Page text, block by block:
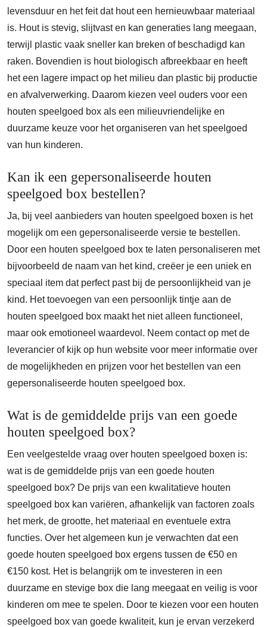
levensduur en het feit dat hout een hernieuwbaar materiaal
is. Hout is stevig, slijtvast en kan generaties lang meegaan,
terwijl plastic vaak sneller kan breken of beschadigd kan
raken. Bovendien is hout biologisch afbreekbaar en heeft
het een lagere impact op het milieu dan plastic bij productie
en afvalverwerking. Daarom kiezen veel ouders voor een
houten speelgoed box als een milieuvriendelijke en
duurzame keuze voor het organiseren van het speelgoed
van hun kinderen.
Kan ik een gepersonaliseerde houten
speelgoed box bestellen?
Ja, bij veel aanbieders van houten speelgoed boxen is het
mogelijk om een gepersonaliseerde versie te bestellen.
Door een houten speelgoed box te laten personaliseren met
bijvoorbeeld de naam van het kind, creëer je een uniek en
speciaal item dat perfect past bij de persoonlijkheid van je
kind. Het toevoegen van een persoonlijk tintje aan de
houten speelgoed box maakt het niet alleen functioneel,
maar ook emotioneel waardevol. Neem contact op met de
leverancier of kijk op hun website voor meer informatie over
de mogelijkheden en prijzen voor het bestellen van een
gepersonaliseerde houten speelgoed box.
Wat is de gemiddelde prijs van een goede
houten speelgoed box?
Een veelgestelde vraag over houten speelgoed boxen is:
wat is de gemiddelde prijs van een goede houten
speelgoed box? De prijs van een kwalitatieve houten
speelgoed box kan variëren, afhankelijk van factoren zoals
het merk, de grootte, het materiaal en eventuele extra
functies. Over het algemeen kun je verwachten dat een
goede houten speelgoed box ergens tussen de €50 en
€150 kost. Het is belangrijk om te investeren in een
duurzame en stevige box die lang meegaat en veilig is voor
kinderen om mee te spelen. Door te kiezen voor een houten
speelgoed box van goede kwaliteit, kun je ervan verzekerd